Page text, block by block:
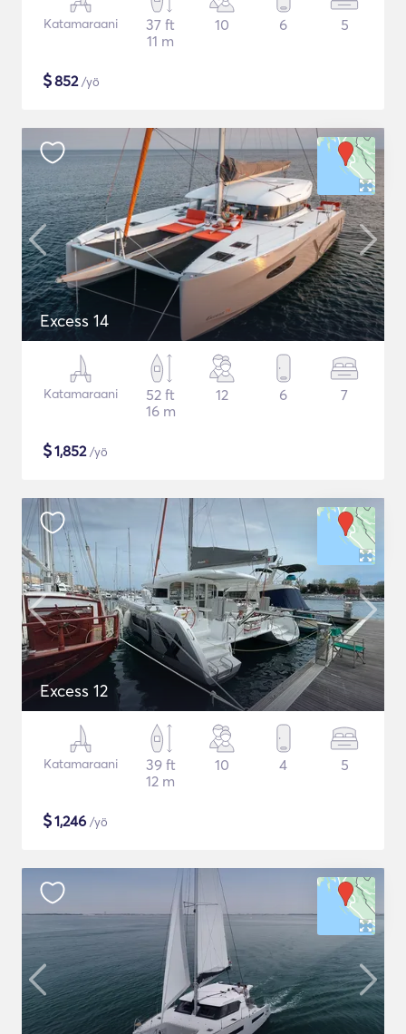
Katamaraani
37 ft
11 m
10 6 5
$852/yö
Excess 14
Katamaraani
52 ft
16 m
12 6 7
$1,852/yö
Excess 12
Katamaraani
39 ft
12 m
10 4 5
$1,246 /yö